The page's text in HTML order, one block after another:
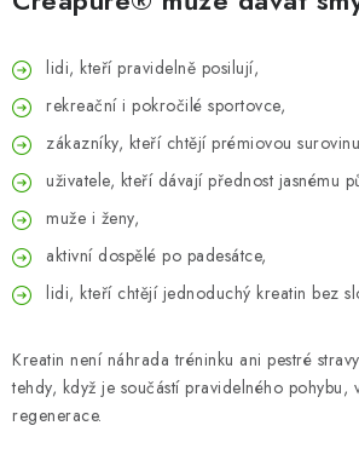
lidi, kteří pravidelně posilují,
rekreační i pokročilé sportovce,
zákazníky, kteří chtějí prémiovou
uživatele, kteří dávají přednost jasnému
muže i ženy,
aktivní dospělé po padesátce,
lidi, kteří chtějí jednoduchý kreatin bez
Kreatin není náhrada tréninku ani pestré
tehdy, když je součástí pravidelného pohybu,
regenerace.